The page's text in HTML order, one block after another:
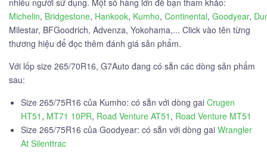
nhiều người sử dụng. Một số hàng lớn để bạn tham khảo:
Michelin, Bridgestone, Hankook, Kumho, Continental, Goodyear,
Milestar, BFGoodrich, Advenza, Yokohama,... Click vào tên từng
thương hiệu để đọc thêm đánh giá sản phẩm.
Với lốp size 265/70R16, G7Auto đang có sẵn các dòng sản phẩm
sau:
Size 265/75R16 của Kumho: có sẵn với dòng gai Crugen
HT51 , MT71 10PR, Road Venture AT51 , Road Venture MT51
Size 265/75R16 của Goodyear: có sẵn với dòng gai Wrangler
At Silenttrac